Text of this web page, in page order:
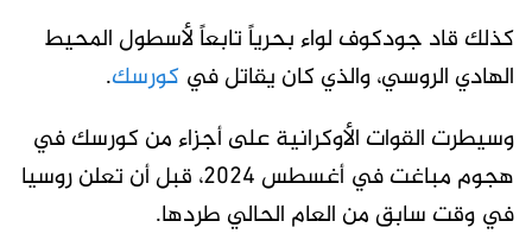
كذلك قاد جودكوف لواء بحرياً تابعاً لأسطول المحيط
الهادي الروسي، والذي كان يقاتل في كورسك.
وسيطرت القوات الأوكرانية على أجزاء من كورسك في
هجوم مباغت في أغسطس 2024، قبل أن تعلن روسيا
في وقت سابق من العام الحالي طردها.